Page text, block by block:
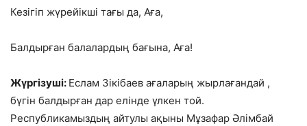
Кезігіп жүрейікші тағы да, Аға,
Балдырған балалардың бағына, Аға!
Жүргізуші: Еслам Зікібаев ағаларың жырлағандай ,
бүгін балдырған дар елінде үлкен той.
Республикамыздың айтулы ақыны Мұзафар Әлімбай